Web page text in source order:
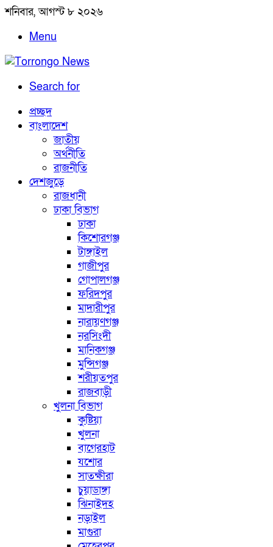
শনিবার, আগস্ট ৮ ২০২৬
Menu
Search for
প্রচ্ছদ
বাংলাদেশ
জাতীয়
অর্থনীতি
রাজনীতি
দেশজুড়ে
রাজধানী
ঢাকা বিভাগ
ঢাকা
কিশোরগঞ্জ
টাঙ্গাইল
গাজীপুর
গোপালগঞ্জ
ফরিদপুর
মাদারীপুর
নারায়ণগঞ্জ
নরসিংদী
মানিকগঞ্জ
মুন্সিগঞ্জ
শরীয়তপুর
রাজবাড়ী
খুলনা বিভাগ
কুষ্টিয়া
খুলনা
বাগেরহাট
যশোর
সাতক্ষীরা
চুয়াডাঙ্গা
ঝিনাইদহ
নড়াইল
মাগুরা